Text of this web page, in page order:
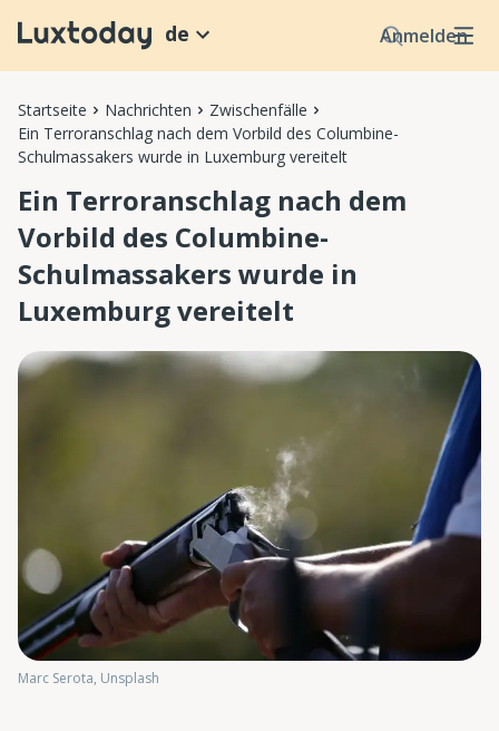
Anmelden
de
Startseite Nachrichten
Zwischenfälle
Ein Terroranschlag nach dem Vorbild des Columbine-
Schulmassakers wurde in Luxemburg vereitelt
Ein Terroranschlag nach dem
Vorbild des Columbine-
Schulmassakers wurde in
Luxemburg vereitelt
Marc Serota, Unsplash